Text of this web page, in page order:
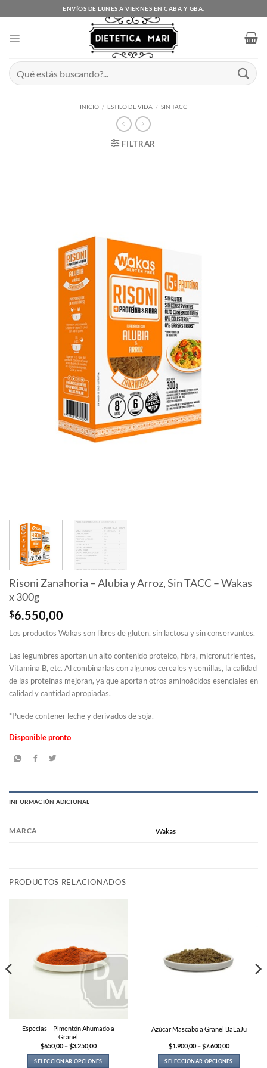
al
ENVÍOS DE LUNES A VIERNES EN CABA Y GBA.
Buscar
por:
INICIO / ESTILO DE VIDA / SIN TACC
FILTRAR
Risoni Zanahoria – Alubia y Arroz, Sin TACC – Wakas
x 300g
$6.550,00
Los productos Wakas son libres de gluten, sin lactosa y sin conservantes.
Las legumbres aportan un alto contenido proteico, fibra, micronutrientes,
Vitamina B, etc. Al combinarlas con algunos cereales y semillas, la calidad
de las proteínas mejoran, ya que aportan otros aminoácidos esenciales en
calidad y cantidad apropiadas.
*Puede contener leche y derivados de soja.
Disponible pronto
INFORMACIÓN ADICIONAL
MARCA Wakas
PRODUCTOS RELACIONADOS
Especias – Pimentón Ahumado a
Granel
$650,00 –$3.250,00Price
$650,00
through
SELECCIONAR OPCIONES
Azúcar Mascabo a Granel BaLaJu
$1.900,00 –$7.600,00Price
$1.900,00
through
SELECCIONAR OPCIONES